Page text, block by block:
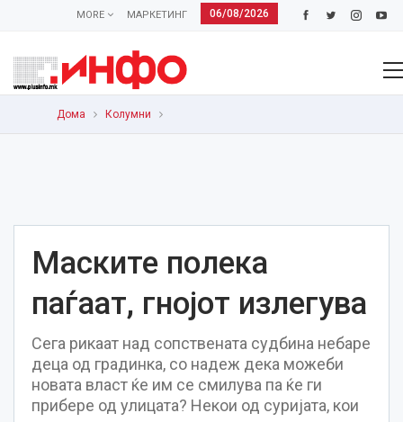
06/08/2026
МАРКЕТИНГ
MORE
Дома Колумни
Маските полека
паѓаат, гнојот излегува
Сега рикаат над сопствената судбина небаре
деца од градинка, со надеж дека можеби
новата власт ќе им се смилува па ќе ги
прибере од улицата? Некои од суријата, кои